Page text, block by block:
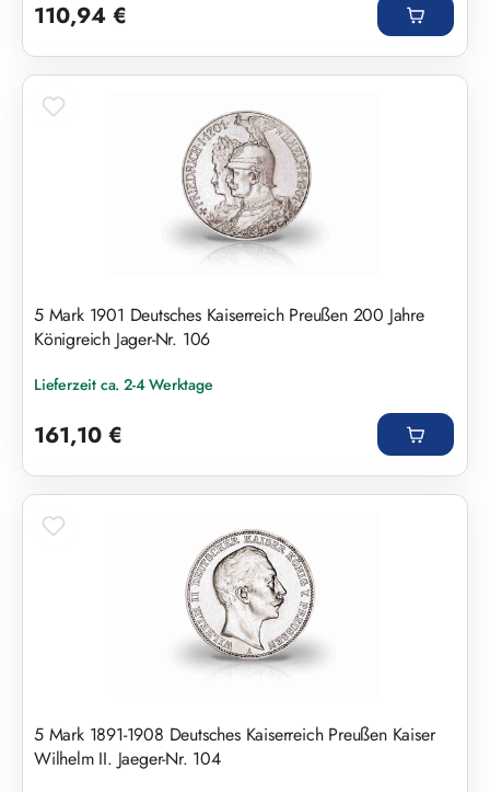
110,94 €
5 Mark 1901 Deutsches Kaiserreich Preußen 200 Jahre
Königreich Jager-Nr. 106
Lieferzeit ca. 2-4 Werktage
161,10 €
5 Mark 1891-1908 Deutsches Kaiserreich Preußen Kaiser
Wilhelm II. Jaeger-Nr. 104